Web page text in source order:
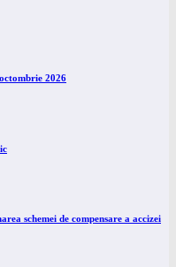
2026
schemei de compensare a accizei